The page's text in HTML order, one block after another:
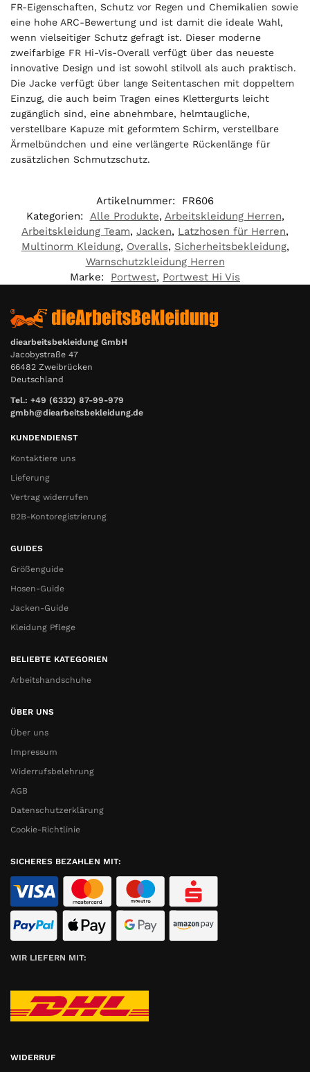
FR-Eigenschaften, Schutz vor Regen und Chemikalien sowie
eine hohe ARC-Bewertung und ist damit die ideale Wahl,
wenn vielseitiger Schutz gefragt ist. Dieser moderne
zweifarbige FR Hi-Vis-Overall verfügt über das neueste
innovative Design und ist sowohl stilvoll als auch praktisch.
Die Jacke verfügt über lange Seitentaschen mit doppeltem
Einzug, die auch beim Tragen eines Klettergurts leicht
zugänglich sind, eine abnehmbare, helmtaugliche,
verstellbare Kapuze mit geformtem Schirm, verstellbare
Ärmelbündchen und eine verlängerte Rückenlänge für
zusätzlichen Schmutzschutz.
Artikelnummer:
FR606
Kategorien: Alle Produkte, Arbeitskleidung Herren,
Arbeitskleidung Team, Jacken, Latzhosen für Herren,
Multinorm Kleidung, Overalls, Sicherheitsbekleidung,
Warnschutzkleidung Herren
Marke:
Portwest, Portwest Hi Vis
diearbeitsbekleidung GmbH
Jacobystraße 47
66482 Zweibrücken
Deutschland
Tel.: +49 (6332) 87-99-979
gmbh@diearbeitsbekleidung.de
KUNDENDIENST
Kontaktiere uns
Lieferung
Vertrag widerrufen
B2B-Kontoregistrierung
GUIDES
Größenguide
Hosen-Guide
Jacken-Guide
Kleidung Pflege
BELIEBTE KATEGORIEN
Arbeitshandschuhe
ÜBER UNS
Über uns
Impressum
Widerrufsbelehrung
AGB
Datenschutzerklärung
Cookie-Richtlinie
SICHERES BEZAHLEN MIT:
WIR LIEFERN MIT:
WIDERRUF